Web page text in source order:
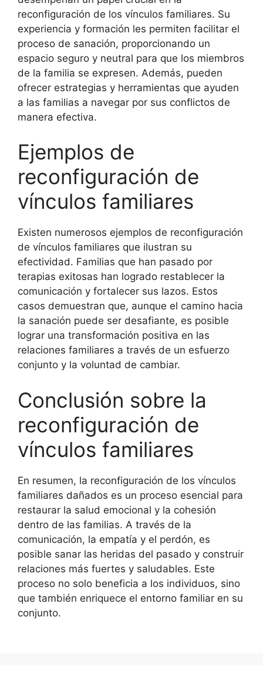
reconfiguración de los vínculos familiares. Su
experiencia y formación les permiten facilitar el
proceso de sanación, proporcionando un
espacio seguro y neutral para que los miembros
de la familia se expresen. Además, pueden
ofrecer estrategias y herramientas que ayuden
a las familias a navegar por sus conflictos de
manera efectiva.
Ejemplos de
reconfiguración de
vínculos familiares
Existen numerosos ejemplos de reconfiguración
de vínculos familiares que ilustran su
efectividad. Familias que han pasado por
terapias exitosas han logrado restablecer la
comunicación y fortalecer sus lazos. Estos
casos demuestran que, aunque el camino hacia
la sanación puede ser desafiante, es posible
lograr una transformación positiva en las
relaciones familiares a través de un esfuerzo
conjunto y la voluntad de cambiar.
Conclusión sobre la
reconfiguración de
vínculos familiares
En resumen, la reconfiguración de los vínculos
familiares dañados es un proceso esencial para
restaurar la salud emocional y la cohesión
dentro de las familias. A través de la
comunicación, la empatía y el perdón, es
posible sanar las heridas del pasado y construir
relaciones más fuertes y saludables. Este
proceso no solo beneficia a los individuos, sino
que también enriquece el entorno familiar en su
conjunto.